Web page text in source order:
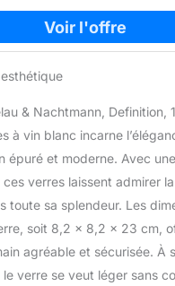
& Nachtmann, Definition,
à vin blanc incarne
épuré et moderne. Avec
ces verres laissent admirer
toute sa splendeur. Les
soit 8,2 x 8,2 x 23 cm,
agréable et sécurisée. À
le verre se veut léger sans